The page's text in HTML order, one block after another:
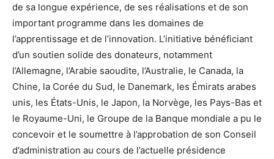
de sa longue expérience, de ses réalisations et de son
important programme dans les domaines de
l’apprentissage et de l’innovation. L’initiative bénéficiant
d’un soutien solide des donateurs, notamment
l’Allemagne, l’Arabie saoudite, l’Australie, le Canada, la
Chine, la Corée du Sud, le Danemark, les Émirats arabes
unis, les États-Unis, le Japon, la Norvège, les Pays-Bas et
le Royaume-Uni, le Groupe de la Banque mondiale a pu le
concevoir et le soumettre à l’approbation de son Conseil
d’administration au cours de l’actuelle présidence